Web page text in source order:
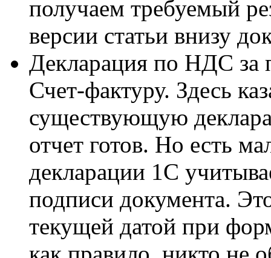
получаем требуемый
версии статьи внизу
Декларация по НДС за
Счет-фактуру. Здесь
существующую
отчет готов. Но есть
декларации 1С
подписи документа.
текущей датой при